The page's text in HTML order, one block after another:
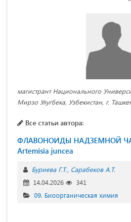
магистрант Национального
Мирзо Улугбека, Узбекистан, г.
Все статьи автора:
ФЛАВОНОИДЫ НАДЗЕМНОЙ
Artemisia juncea
Буриева Г.Т. Сарабеков А.Т.
14.04.2026
341
09. Биоорганическая химия